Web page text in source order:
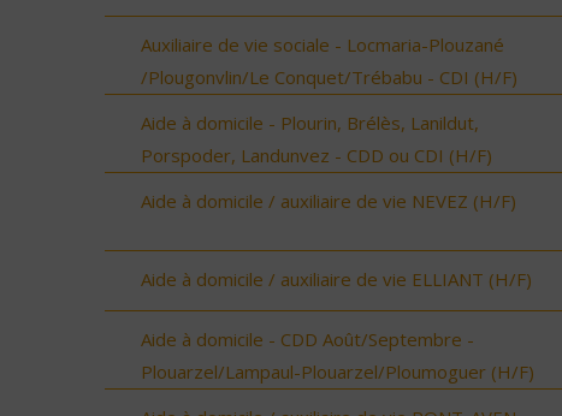
Auxiliaire de vie sociale - Locmaria-Plouzané
/Plougonvlin/Le Conquet/Trébabu - CDI (H/F)
Aide à domicile - Plourin, Brélès, Lanildut,
Porspoder, Landunvez - CDD ou CDI (H/F)
Aide à domicile / auxiliaire de vie NEVEZ (H/F)
Aide à domicile / auxiliaire de vie ELLIANT (H/F)
Aide à domicile - CDD Août/Septembre -
Plouarzel/Lampaul-Plouarzel/Ploumoguer (H/F)